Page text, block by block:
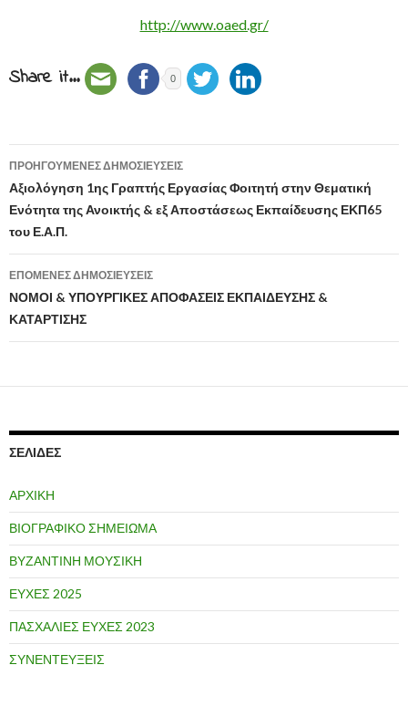
http://www.oaed.gr/
Share it... 0
Πλοήγηση
άρθρων
ΠΡΟΗΓΟΎΜΕΝΕΣ ΔΗΜΟΣΙΕΎΣΕΙΣ
Αξιολόγηση 1ης Γραπτής Εργασίας Φοιτητή στην Θεματική
Ενότητα της Ανοικτής & εξ Αποστάσεως Εκπαίδευσης ΕΚΠ65
του Ε.Α.Π.
ΕΠΌΜΕΝΕΣ ΔΗΜΟΣΙΕΎΣΕΙΣ
ΝΟΜΟΙ & ΥΠΟΥΡΓΙΚΕΣ ΑΠΟΦΑΣΕΙΣ ΕΚΠΑΙΔΕΥΣΗΣ &
ΚΑΤΑΡΤΙΣΗΣ
ΣΕΛΊΔΕΣ
ΑΡΧΙΚΗ
ΒΙΟΓΡΑΦΙΚΟ ΣΗΜΕΙΩΜΑ
ΒΥΖΑΝΤΙΝΗ ΜΟΥΣΙΚΗ
ΕΥΧΕΣ 2025
ΠΑΣΧΑΛΙΕΣ ΕΥΧΕΣ 2023
ΣΥΝΕΝΤΕΥΞΕΙΣ